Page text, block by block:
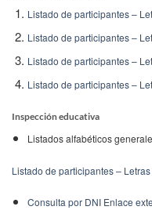
Listado de participantes –
Listado de participantes –
Listado de participantes –
Listado de participantes –
Inspección educativa
Listados alfabéticos
Listado de participantes – Letras
Consulta por DNI Enlace